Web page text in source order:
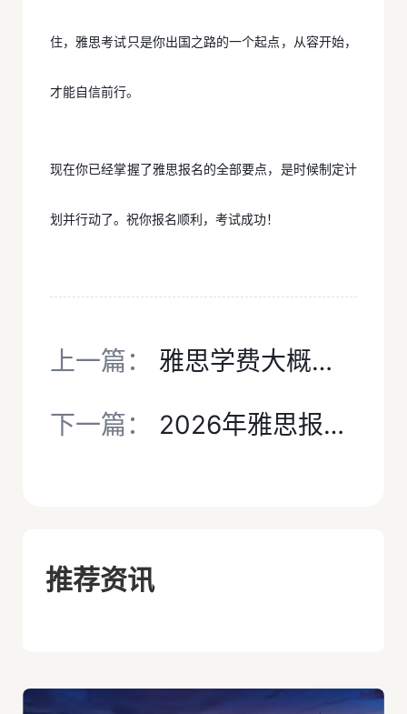
住，雅思考试只是你出国之路的一个起点，从容开始，
才能自信前行。
现在你已经掌握了雅思报名的全部要点，是时候制定计
划并行动了。祝你报名顺利，考试成功！
上一篇： 雅思学费大概多少钱？2026年最新费用明细+省钱攻略
下一篇： 2026年雅思报名流程及注意事项全解析
推荐资讯